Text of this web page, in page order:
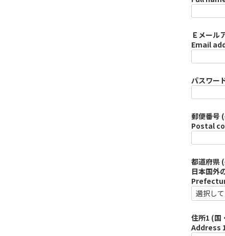
Ｅメール
Email
パスワ
郵便番号
Postal
都道府県
日本国外
住所1 (国
Address